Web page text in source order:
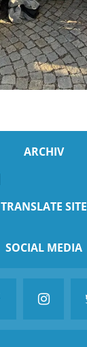
ARCHIV
TRANSLATE SITE
SOCIAL MEDIA